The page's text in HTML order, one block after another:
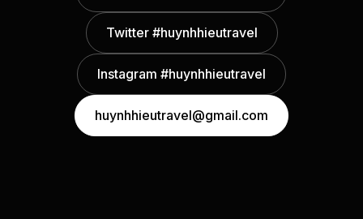
Twitter #huynhhieutravel
Instagram #huynhhieutravel
huynhhieutravel@gmail.com